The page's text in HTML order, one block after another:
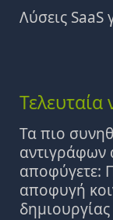
Λύσεις SaaS
Τελευταία
Τα πιο
αντιγράφων
αποφύγετε:
αποφυγή